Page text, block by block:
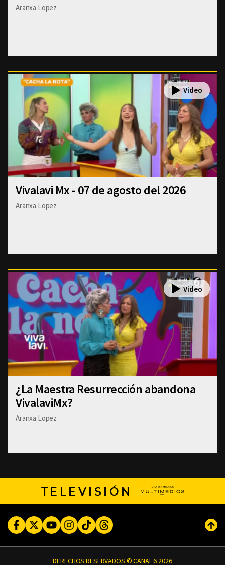
Aranxa Lopez
Vivalavi Mx - 07 de agosto del 2026
Aranxa Lopez
¿La Maestra Resurrección abandona
VivalaviMx?
Aranxa Lopez
TELEVISIÓN
FacebookTwitterYoutubeInstagram
TikTokThreads
DERECHOS RESERVADOS © CANAL 6 2026